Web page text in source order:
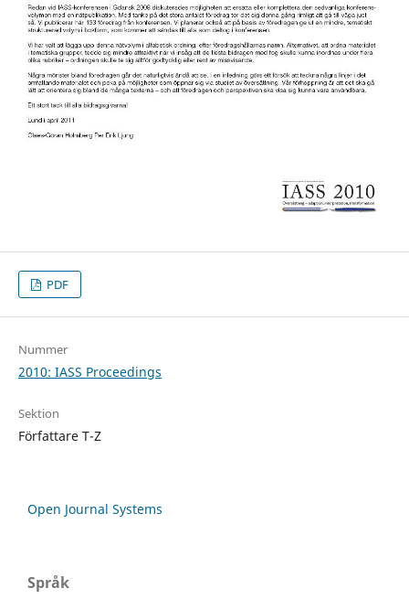
PDF
Nummer
2010: IASS Proceedings
Sektion
Författare T-Z
Open Journal Systems
Språk